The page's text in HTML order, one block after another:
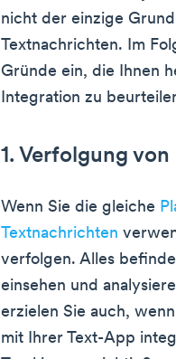
nicht der einzige
Textnachrichten. Im
Gründe ein, die Ihnen
Integration zu
1. Verfolgung
Wenn Sie die gleiche
Textnachrichten
verfolgen. Alles
einsehen und
erzielen Sie auch,
mit Ihrer Text-App